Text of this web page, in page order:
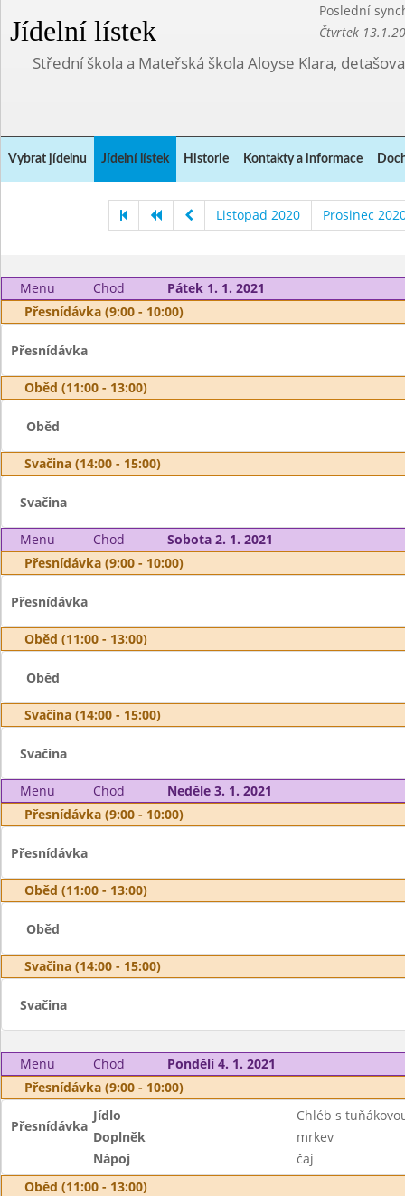
Jídelní lístek
Poslední
Čtvrtek
Střední škola a Mateřská škola Aloyse Klara,
Vybrat jídelnu Jídelní lístek Historie Kontakty a informace
Listopad 2020 Prosinec
Menu Chod
Pátek 1. 1. 2021
Přesnídávka (9:00 - 10:00)
Přesnídávka
Oběd (11:00 - 13:00)
Oběd
Svačina (14:00 - 15:00)
Svačina
Menu Chod
Sobota 2. 1. 2021
Přesnídávka (9:00 - 10:00)
Přesnídávka
Oběd (11:00 - 13:00)
Oběd
Svačina (14:00 - 15:00)
Svačina
Menu Chod
Neděle 3. 1. 2021
Přesnídávka (9:00 - 10:00)
Přesnídávka
Oběd (11:00 - 13:00)
Oběd
Svačina (14:00 - 15:00)
Svačina
Menu Chod
Pondělí 4. 1. 2021
Přesnídávka (9:00 - 10:00)
Přesnídávka
Jídlo
Chléb s
Doplněk
mrkev
Nápoj
čaj
Oběd (11:00 - 13:00)